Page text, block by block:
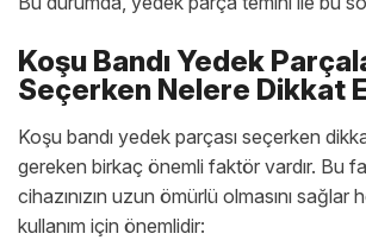
Koşu Bandı Yedek
Seçerken Nelere Dikkat
Koşu bandı yedek parçası seçerken
gereken birkaç önemli faktör vardır. Bu
cihazınızın uzun ömürlü olmasını sağlar
kullanım için önemlidir: